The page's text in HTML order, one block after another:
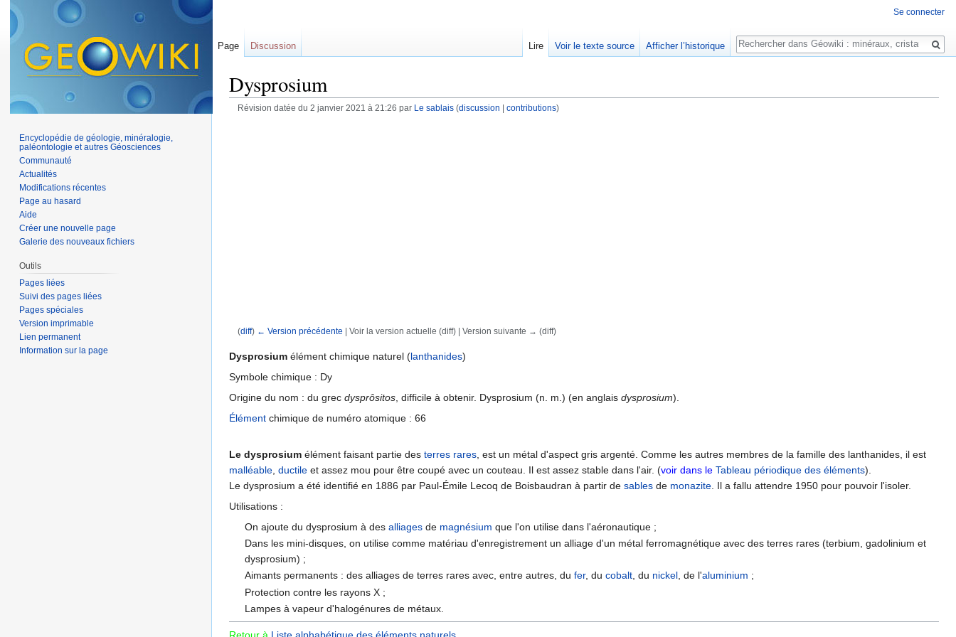
Dysprosium
Révision datée du 2 janvier 2021 à 21:26 par Le sablais (discussion contributions)
(diff) ← Version précédente | Voir la version actuelle (diff) | Version suivante → (diff)
Dysprosium élément chimique naturel (lanthanides)
Symbole chimique : Dy
Origine du nom : du grec dys­prôsitos , difficile à obtenir. Dysprosium (n. m.) (en anglais dysprosium).
Élément chimique de numéro atomique : 66
Le dysprosium élément faisant partie des terres rares , est un métal d'aspect gris argenté. Comme les autres membres de la famille des lanthanides, il est
malléable ductile et assez mou pour être coupé avec un couteau. Il est assez stable dans l'air. (voir dans le Tableau périodique des éléments).
Le dysprosium a été identifié en 1886 par Paul-Émile Lecoq de Boisbaudran à partir de sables de monazite . Il a fallu attendre 1950 pour pouvoir l'isoler.
Utilisations :
On ajoute du dysprosium à desalliages de magnésium que l'on utilise dans l'aéronautique ;
Dans les mini-disques, on utilise comme matériau d'enregistrement un alliage d'un métal ferromagnétique avec des terres rares (terbium, gadolinium et
dysprosium) ;
Aimants permanents : des alliages de terres rares avec, entre autres, dufer, ducobalt, du nickel, de l'aluminium ;
Protection contre les rayons X ;
Lampes à vapeur d'halogénures de métaux.
Se connecter
Page Discussion Lire Voir le texte source Afficher l’historique
Rechercher
Encyclopédie de géologie, minéralogie,
paléontologie et autres Géosciences
Communauté
Actualités
Modifications récentes
Page au hasard
Aide
Créer une nouvelle page
Galerie des nouveaux fichiers
Outils
Pages liées
Suivi des pages liées
Pages spéciales
Version imprimable
Lien permanent
Information sur la page